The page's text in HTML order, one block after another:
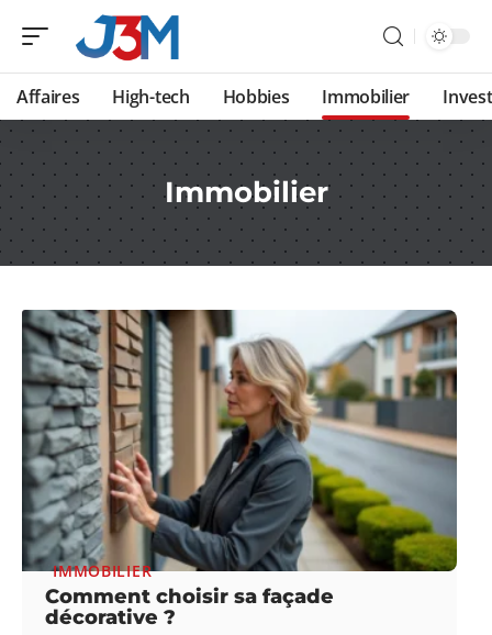
Affaires High-tech Hobbies Immobilier
Immobilier
IMMOBILIER
Comment choisir sa façade
décorative ?